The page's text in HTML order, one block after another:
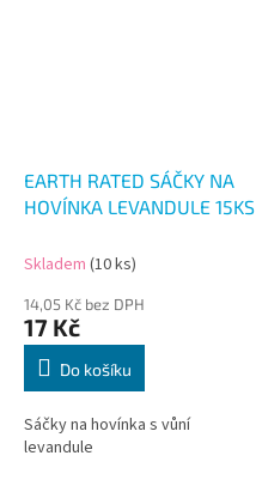
EARTH RATED SÁČKY NA
HOVÍNKA LEVANDULE 15KS
Skladem (10 ks)
14,05 Kč bez DPH
17 Kč
Do košíku
Sáčky na hovínka s vůní
levandule